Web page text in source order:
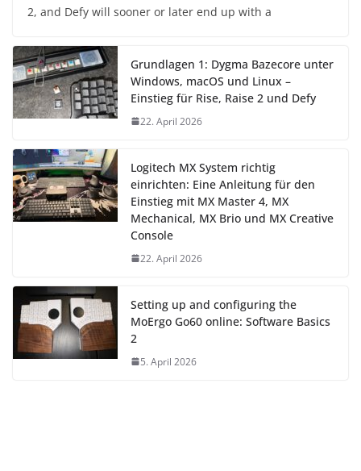
2, and Defy will sooner or later end up with a
Grundlagen 1: Dygma Bazecore unter
Windows, macOS und Linux –
Einstieg für Rise, Raise 2 und Defy
22. April 2026
Logitech MX System richtig
einrichten: Eine Anleitung für den
Einstieg mit MX Master 4, MX
Mechanical, MX Brio und MX Creative
Console
22. April 2026
Setting up and configuring the
MoErgo Go60 online: Software Basics
2
5. April 2026